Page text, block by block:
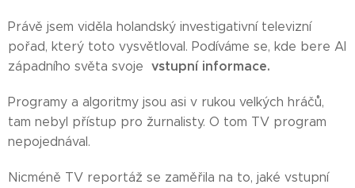
Právě jsem viděla holandský investigativní televizní
pořad, který toto vysvětloval. Podíváme se, kde bere AI
západního světa svoje vstupní informace.
Programy a algoritmy jsou asi v rukou velkých hráčů,
tam nebyl přístup pro žurnalisty. O tom TV program
nepojednával.
Nicméně TV reportáž se zaměřila na to, jaké vstupní